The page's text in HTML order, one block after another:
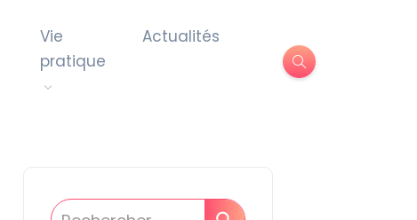
Vie
pratique
Actualités